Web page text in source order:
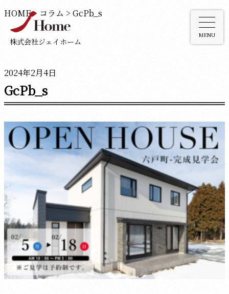
株式会社ジェイホーム
MENU
HOME> コラム > GcPb_s
2024年2月4日
GcPb_s